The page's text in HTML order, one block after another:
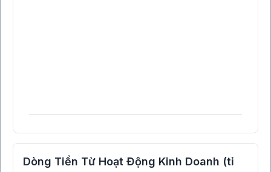
Dòng Tiền Từ Hoạt Động Kinh Doanh (tỉ